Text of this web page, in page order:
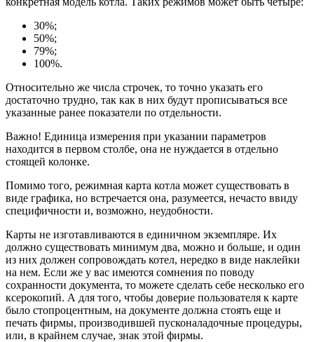
30%;
50%;
79%;
100%.
Относительно же числа строчек, то точно указать его
достаточно трудно, так как в них будут прописываться все
указанные ранее показатели по отдельности.
Важно! Единица измерения при указании параметров
находится в первом столбе, она не нуждается в отдельно
стоящей колонке.
Помимо того, режимная карта котла может существовать в
виде графика, но встречается она, разумеется, нечасто ввиду
специфичности и, возможно, неудобности.
Карты не изготавливаются в единичном экземпляре. Их
должно существовать минимум два, можно и больше, и один
из них должен сопровождать котел, нередко в виде наклейки
на нем. Если же у вас имеются сомнения по поводу
сохранности документа, то можете сделать себе несколько его
ксерокопий. А для того, чтобы доверие пользователя к карте
было стопроцентным, на документе должна стоять еще и
печать фирмы, производившей пусконаладочные процедуры,
или, в крайнем случае, знак этой фирмы.